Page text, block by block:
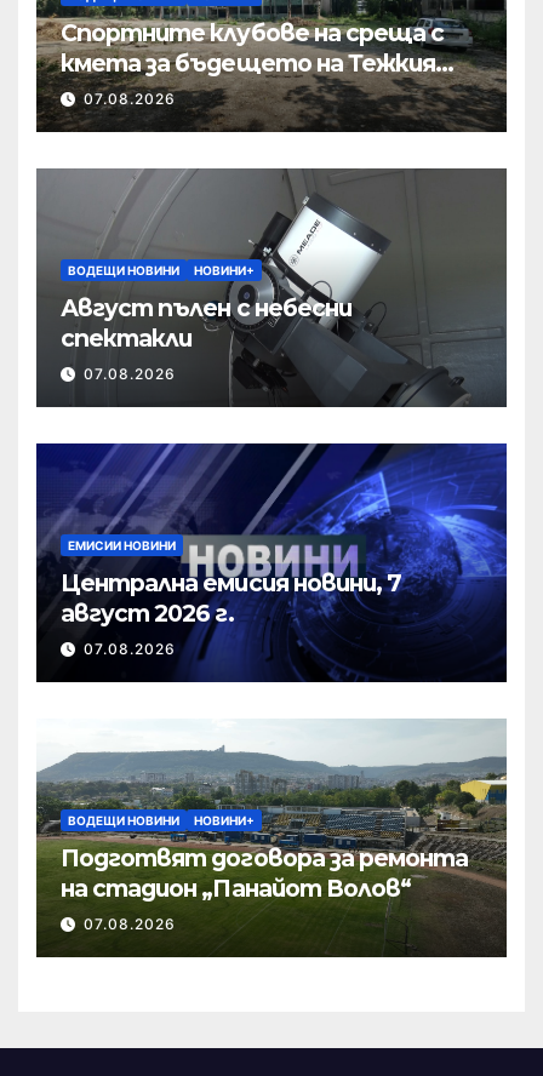
Спортните клубове на среща с
кмета за бъдещето на Тежкия
полк
07.08.2026
ВОДЕЩИ НОВИНИ НОВИНИ+
Август пълен с небесни
спектакли
07.08.2026
ЕМИСИИ НОВИНИ
Централна емисия новини, 7
август 2026 г.
07.08.2026
ВОДЕЩИ НОВИНИ НОВИНИ+
Подготвят договора за ремонта
на стадион „Панайот Волов“
07.08.2026